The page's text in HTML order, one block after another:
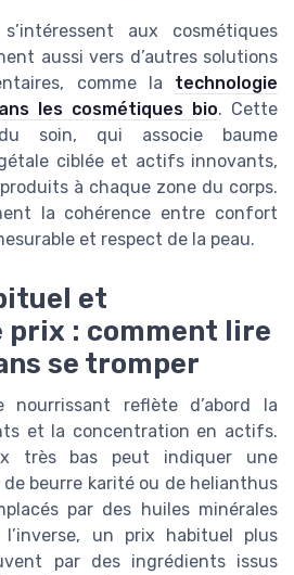
aux cosmétiques
aussi vers d’autres solutions
comme la technologie
les cosmétiques bio. Cette
soin, qui associe baume
ciblée et actifs innovants,
à chaque zone du corps.
la cohérence entre confort
et respect de la peau.
et
prix : comment lire
se tromper
nourrissant reflète d’abord la
et la concentration en actifs.
très bas peut indiquer une
beurre karité ou de helianthus
par des huiles minérales
un prix habituel plus
par des ingrédients issus